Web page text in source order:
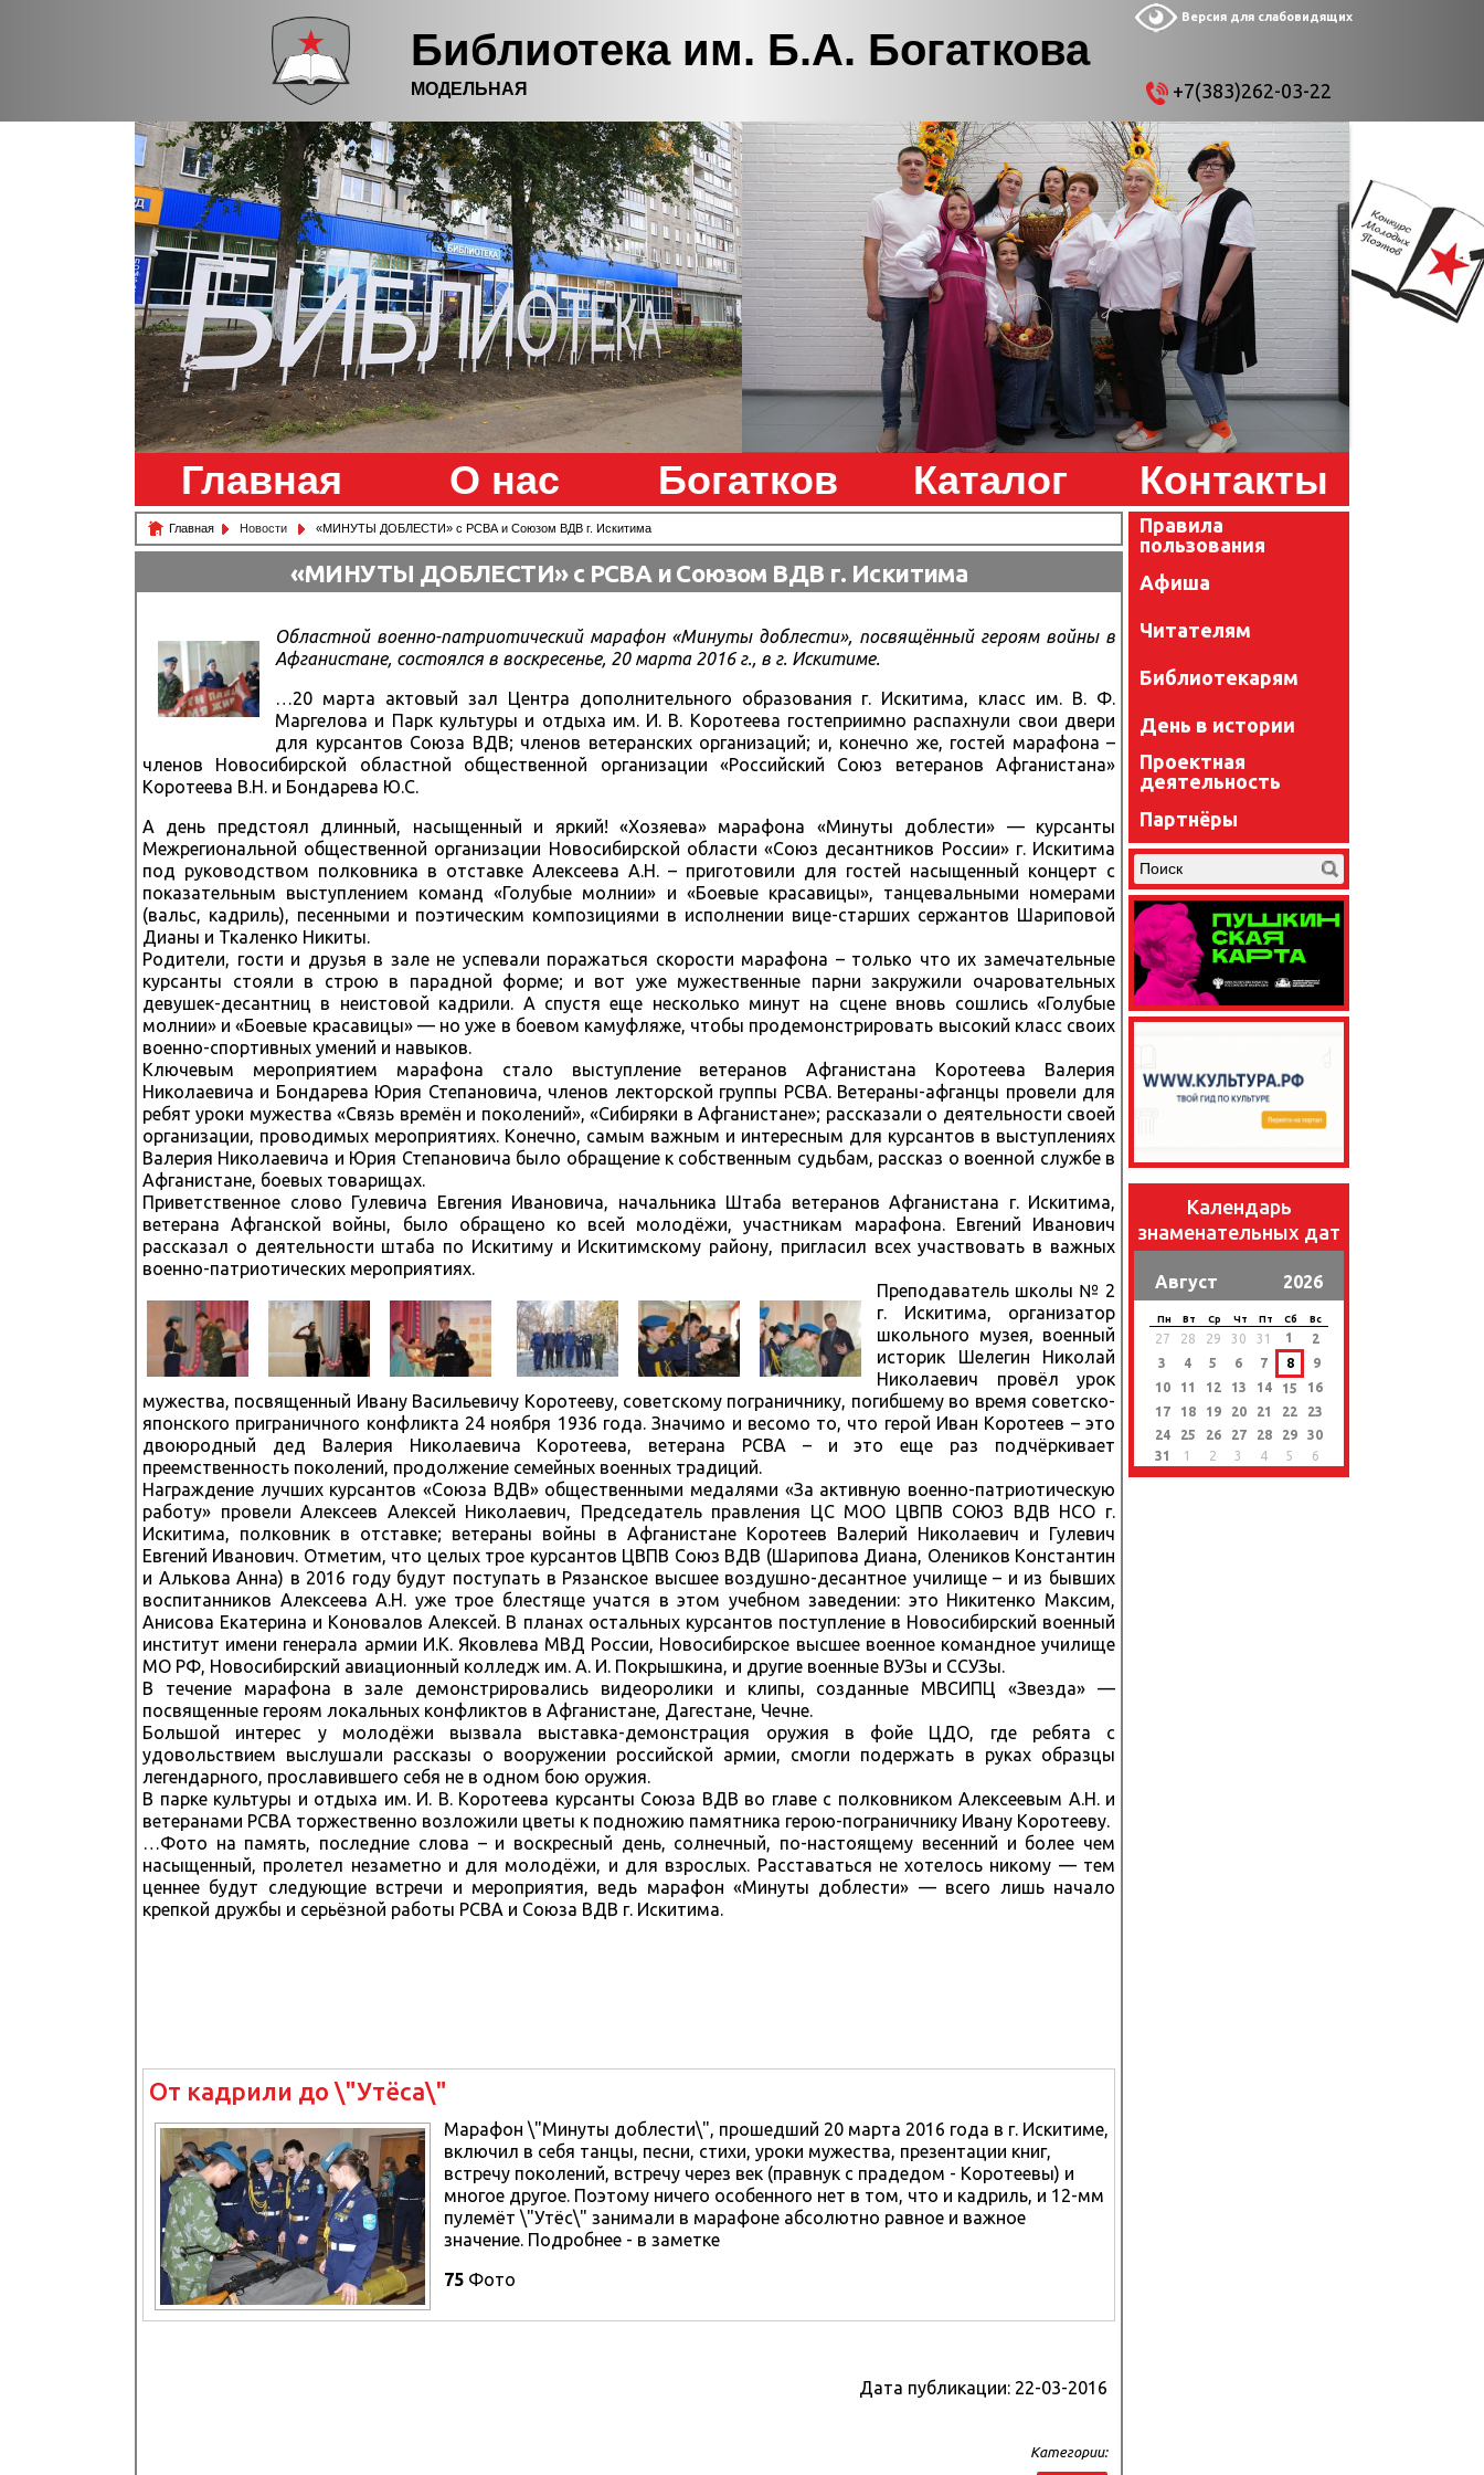
Библиотека им. Б.А. Богаткова
МОДЕЛЬНАЯ
Версия для слабовидящих
+7(383)262-03-22
Главная О нас Богатков Каталог Контакты
Главная Новости «МИНУТЫ ДОБЛЕСТИ» с РСВА и Союзом ВДВ г. Искитима
«МИНУТЫ ДОБЛЕСТИ» с РСВА и Союзом ВДВ г. Искитима
Областной военно-патриотический марафон «Минуты доблести», посвящённый героям войны в
Афганистане, состоялся в воскресенье, 20 марта 2016 г., в г. Искитиме.
…20 марта актовый зал Центра дополнительного образования г. Искитима, класс им. В. Ф.
Маргелова и Парк культуры и отдыха им. И. В. Коротеева гостеприимно распахнули свои двери
для курсантов Союза ВДВ; членов ветеранских организаций; и, конечно же, гостей марафона –
членов Новосибирской областной общественной организации «Российский Союз ветеранов Афганистана»
Коротеева В.Н. и Бондарева Ю.С.
А день предстоял длинный, насыщенный и яркий! «Хозяева» марафона «Минуты доблести» — курсанты
Межрегиональной общественной организации Новосибирской области «Союз десантников России» г. Искитима
под руководством полковника в отставке Алексеева А.Н. – приготовили для гостей насыщенный концерт с
показательным выступлением команд «Голубые молнии» и «Боевые красавицы», танцевальными номерами
(вальс, кадриль), песенными и поэтическим композициями в исполнении вице-старших сержантов Шариповой
Дианы и Ткаленко Никиты.
Родители, гости и друзья в зале не успевали поражаться скорости марафона – только что их замечательные
курсанты стояли в строю в парадной форме; и вот уже мужественные парни закружили очаровательных
девушек-десантниц в неистовой кадрили. А спустя еще несколько минут на сцене вновь сошлись «Голубые
молнии» и «Боевые красавицы» — но уже в боевом камуфляже, чтобы продемонстрировать высокий класс своих
военно-спортивных умений и навыков.
Ключевым мероприятием марафона стало выступление ветеранов Афганистана Коротеева Валерия
Николаевича и Бондарева Юрия Степановича, членов лекторской группы РСВА. Ветераны-афганцы провели для
ребят уроки мужества «Связь времён и поколений», «Сибиряки в Афганистане»; рассказали о деятельности своей
организации, проводимых мероприятиях. Конечно, самым важным и интересным для курсантов в выступлениях
Валерия Николаевича и Юрия Степановича было обращение к собственным судьбам, рассказ о военной службе в
Афганистане, боевых товарищах.
Приветственное слово Гулевича Евгения Ивановича, начальника Штаба ветеранов Афганистана г. Искитима,
ветерана Афганской войны, было обращено ко всей молодёжи, участникам марафона. Евгений Иванович
рассказал о деятельности штаба по Искитиму и Искитимскому району, пригласил всех участвовать в важных
военно-патриотических мероприятиях.
Преподаватель школы № 2
г. Искитима, организатор
школьного музея, военный
историк Шелегин Николай
Николаевич провёл урок
мужества, посвященный Ивану Васильевичу Коротееву, советскому пограничнику, погибшему во время советско-
японского приграничного конфликта 24 ноября 1936 года. Значимо и весомо то, что герой Иван Коротеев – это
двоюродный дед Валерия Николаевича Коротеева, ветерана РСВА – и это еще раз подчёркивает
преемственность поколений, продолжение семейных военных традиций.
Награждение лучших курсантов «Союза ВДВ» общественными медалями «За активную военно-патриотическую
работу» провели Алексеев Алексей Николаевич, Председатель правления ЦС МОО ЦВПВ СОЮЗ ВДВ НСО г.
Искитима, полковник в отставке; ветераны войны в Афганистане Коротеев Валерий Николаевич и Гулевич
Евгений Иванович. Отметим, что целых трое курсантов ЦВПВ Союз ВДВ (Шарипова Диана, Олеников Константин
и Алькова Анна) в 2016 году будут поступать в Рязанское высшее воздушно-десантное училище – и из бывших
воспитанников Алексеева А.Н. уже трое блестяще учатся в этом учебном заведении: это Никитенко Максим,
Анисова Екатерина и Коновалов Алексей. В планах остальных курсантов поступление в Новосибирский военный
институт имени генерала армии И.К. Яковлева МВД России, Новосибирское высшее военное командное училище
МО РФ, Новосибирский авиационный колледж им. А. И. Покрышкина, и другие военные ВУЗы и ССУЗы.
В течение марафона в зале демонстрировались видеоролики и клипы, созданные МВСИПЦ «Звезда» —
посвященные героям локальных конфликтов в Афганистане, Дагестане, Чечне.
Большой интерес у молодёжи вызвала выставка-демонстрация оружия в фойе ЦДО, где ребята с
удовольствием выслушали рассказы о вооружении российской армии, смогли подержать в руках образцы
легендарного, прославившего себя не в одном бою оружия.
В парке культуры и отдыха им. И. В. Коротеева курсанты Союза ВДВ во главе с полковником Алексеевым А.Н. и
ветеранами РСВА торжественно возложили цветы к подножию памятника герою-пограничнику Ивану Коротееву.
…Фото на память, последние слова – и воскресный день, солнечный, по-настоящему весенний и более чем
насыщенный, пролетел незаметно и для молодёжи, и для взрослых. Расставаться не хотелось никому — тем
ценнее будут следующие встречи и мероприятия, ведь марафон «Минуты доблести» — всего лишь начало
крепкой дружбы и серьёзной работы РСВА и Союза ВДВ г. Искитима.
От кадрили до \"Утёса\"
Марафон \"Минуты доблести\", прошедший 20 марта 2016 года в г. Искитиме,
включил в себя танцы, песни, стихи, уроки мужества, презентации книг,
встречу поколений, встречу через век (правнук с прадедом - Коротеевы) и
многое другое. Поэтому ничего особенного нет в том, что и кадриль, и 12-мм
пулемёт \"Утёс\" занимали в марафоне абсолютно равное и важное
значение. Подробнее - в заметке
75 Фото
Дата публикации: 22-03-2016
Категории:
Правила
пользования
Афиша
Читателям
Библиотекарям
День в истории
Проектная
деятельность
Партнёры
Календарь
знаменательных дат
Август 2026
Пн Вт Ср Чт Пт Сб Вс
27 28 29 30 31 1
2
3
4 5 6 7 8
9
10
11 12 13 14 15
16
17
18 19 20 21 22
23
24
25 26 27 28 29
30
31
1 2 3 4 5 6